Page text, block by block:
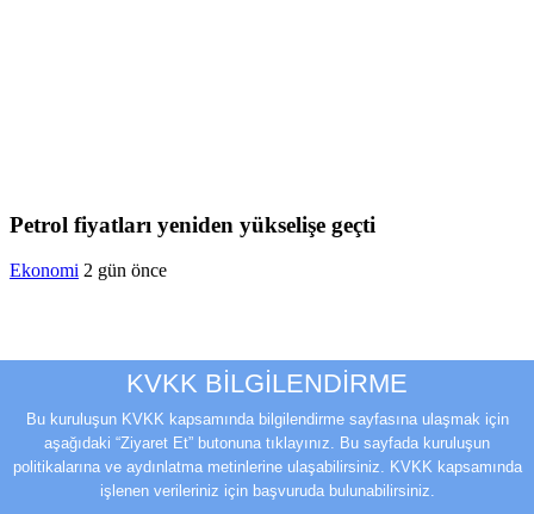
Petrol fiyatları yeniden yükselişe geçti
Ekonomi 2 gün önce
KVKK BİLGİLENDİRME
Bu kuruluşun KVKK kapsamında bilgilendirme sayfasına ulaşmak için
aşağıdaki “Ziyaret Et” butonuna tıklayınız. Bu sayfada kuruluşun
politikalarına ve aydınlatma metinlerine ulaşabilirsiniz. KVKK kapsamında
işlenen verileriniz için başvuruda bulunabilirsiniz.